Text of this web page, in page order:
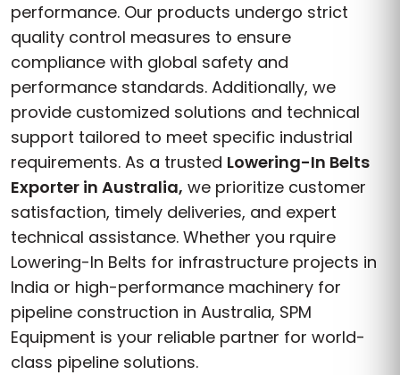
performance. Our products undergo strict
quality control measures to ensure
compliance with global safety and
performance standards. Additionally, we
provide customized solutions and technical
support tailored to meet specific industrial
requirements. As a trusted Lowering-In Belts
Exporter in Australia, we prioritize customer
satisfaction, timely deliveries, and expert
technical assistance. Whether you rquire
Lowering-In Belts for infrastructure projects in
India or high-performance machinery for
pipeline construction in Australia, SPM
Equipment is your reliable partner for world-
class pipeline solutions.